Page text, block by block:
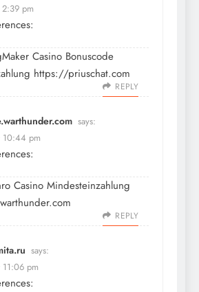
2:39 pm
Casino Bonuscode
https://priuschat.com
REPLY
says:
10:44 pm
Casino Mindesteinzahlung
REPLY
says:
11:06 pm